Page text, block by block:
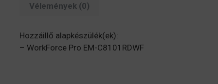
Vélemények (0)
Hozzáillő alapkészülék(ek):
– WorkForce Pro EM-C8101RDWF